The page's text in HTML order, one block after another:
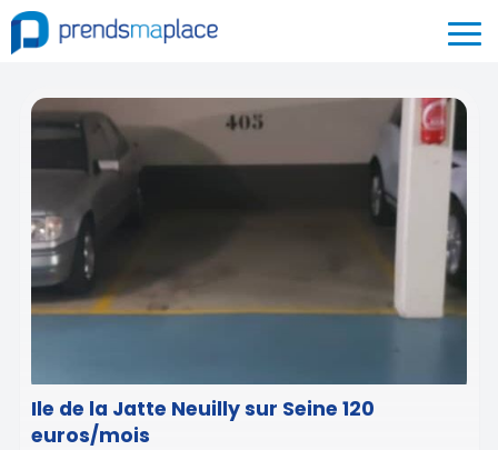
Ile de la Jatte Neuilly sur Seine 120
euros/mois